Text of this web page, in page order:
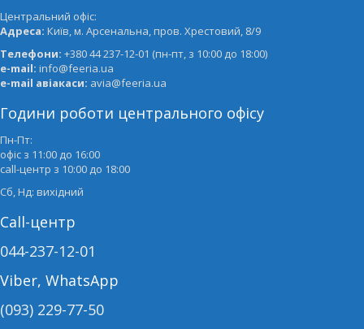
Центральний офіс:
Адреса: Київ, м. Арсенальна, пров. Хрестовий, 8/9
Телефони: +380 44 237-12-01 (пн-пт, з 10:00 до 18:00)
e-mail: info@feeria.ua
e-mail авіакаси: avia@feeria.ua
Години роботи центрального офісу
Пн-Пт:
офіс з 11:00 до 16:00
call-центр з 10:00 до 18:00
Сб, Нд: вихідний
Call-центр
044-237-12-01
Viber, WhatsApp
(093) 229-77-50